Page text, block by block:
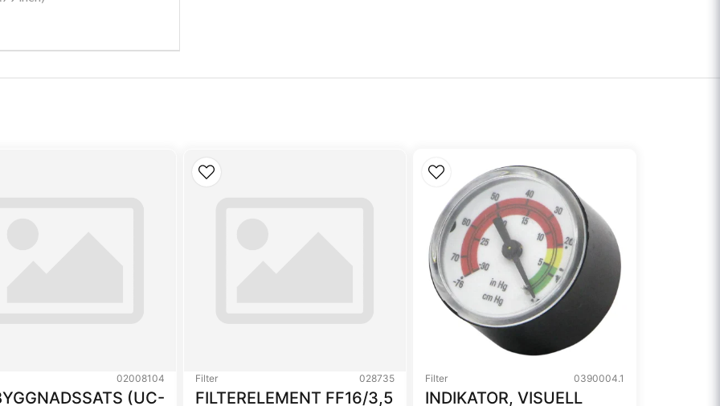
inch)
2086, 92376, 92798,
2086, 92376, 92798,
1R0714, 3I1337,
1909130, 1930299,
02008104
(UC-
Filter 028735
FILTERELEMENT FF16/3,5
Filter 0390004.1
INDIKATOR, VISUELL